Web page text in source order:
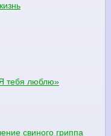
тебя люблю»
свиного гриппа